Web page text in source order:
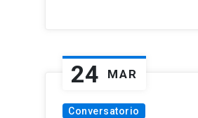
24 MAR
Conversatorio